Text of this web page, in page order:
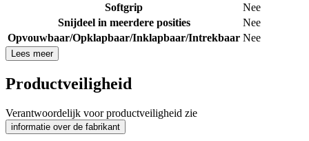
Softgrip
Nee
Snijdeel in meerdere posities
Nee
Opvouwbaar/Opklapbaar/Inklapbaar/Intrekbaar Nee
Lees meer
Productveiligheid
Verantwoordelijk voor productveiligheid zie
informatie over de fabrikant